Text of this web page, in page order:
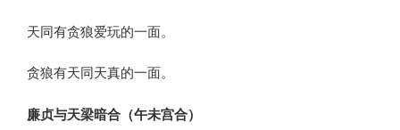
天同有贪狼爱玩的一面。
贪狼有天同天真的一面。
廉贞与天梁暗合（午未宫合）